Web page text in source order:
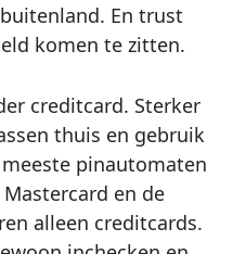
En trust
komen te zitten.
creditcard. Sterker
thuis en gebruik
pinautomaten
en de
alleen creditcards.